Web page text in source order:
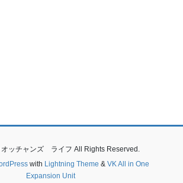
ッチャンズ ライフ All Rights Reserved.
with Lightning Theme & VK All in One
Expansion Unit